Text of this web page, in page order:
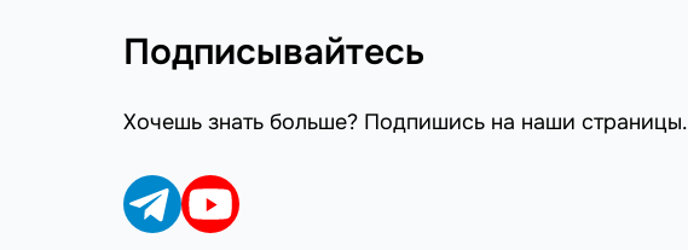
Подписывайтесь
Хочешь знать больше? Подпишись на наши страницы.